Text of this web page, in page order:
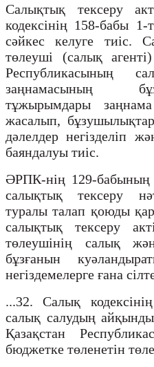
Салықтық тексеру
кодексінің 158-бабы
сәйкес келуге тиіс.
төлеуші (салық
Республикасының
заңнамасының
тұжырымдары
жасалып,
дәлелдер негізделіп
баяндалуы тиіс.
ӘРПК-нің 129-бабының
салықтық тексеру
туралы талап қоюды
салықтық тексеру
төлеушінің салық
бұзғанын
негіздемелерге ғана
...32. Салық
салық салудың
Қазақстан
бюджетке төленетін